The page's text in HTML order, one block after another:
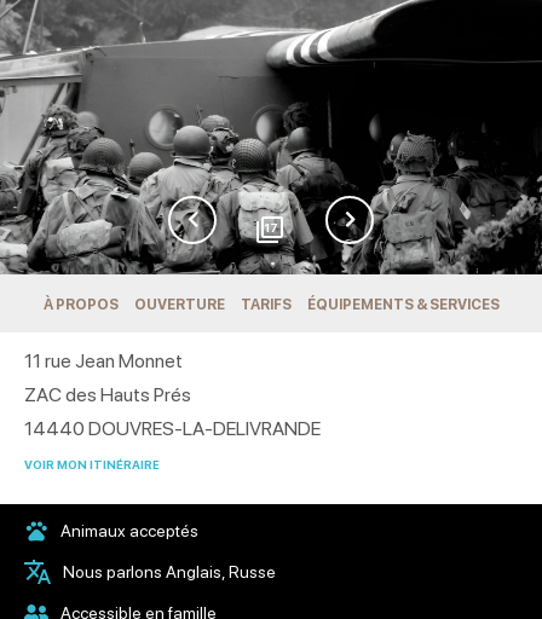
17
À PROPOS OUVERTURE TARIFS ÉQUIPEMENTS & SERVICES
11 rue Jean Monnet
ZAC des Hauts Prés
14440 DOUVRES-LA-DELIVRANDE
VOIR MON ITINÉRAIRE
Animaux acceptés
Nous parlons Anglais, Russe
Accessible en famille